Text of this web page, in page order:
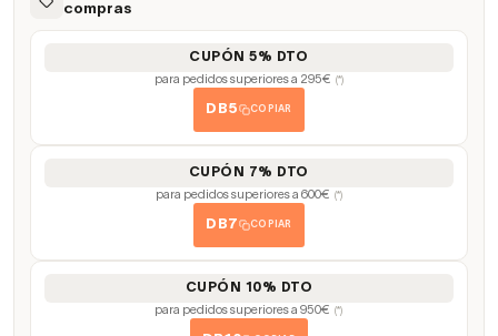
compras
CUPÓN 5% DTO
para pedidos superiores a 295€ (*)
DB5 COPIAR
CUPÓN 7% DTO
para pedidos superiores a 600€ (*)
DB7 COPIAR
CUPÓN 10% DTO
para pedidos superiores a 950€ (*)